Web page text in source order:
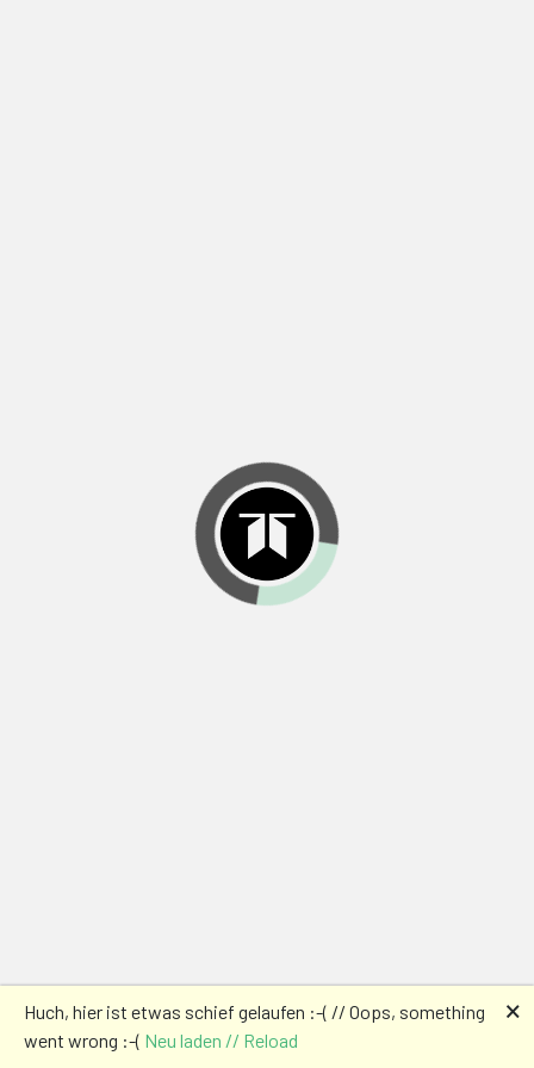
Huch, hier ist etwas schief gelaufen :-( // Oops, something
went wrong :-( Neu laden // Reload
🗙